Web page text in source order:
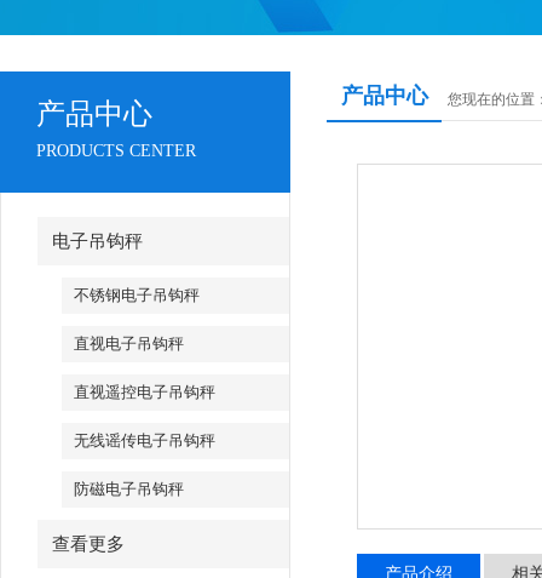
产品中心
PRODUCTS CENTER
电子吊钩秤
不锈钢电子吊钩秤
直视电子吊钩秤
直视遥控电子吊钩秤
无线谣传电子吊钩秤
防磁电子吊钩秤
查看更多
产品中心 您现在的位置
产品介绍 相